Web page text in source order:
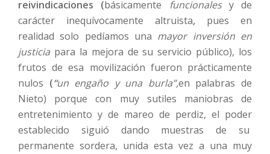
reivindicaciones (básicamente funcionalesy de
carácter inequívocamente altruista, pues en
realidad solo pedíamos una mayor inversión en
justicia para la mejora de su servicio público), los
frutos de esa movilización fueron prácticamente
nulos (“un engaño y una burla”,en palabras de
Nieto) porque con muy sutiles maniobras de
entretenimiento y de mareo de perdiz, el poder
establecido siguió dando muestras de su
permanente sordera, unida esta vez a una muy